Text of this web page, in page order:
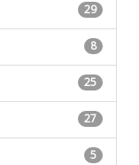
29
8
25
27
5